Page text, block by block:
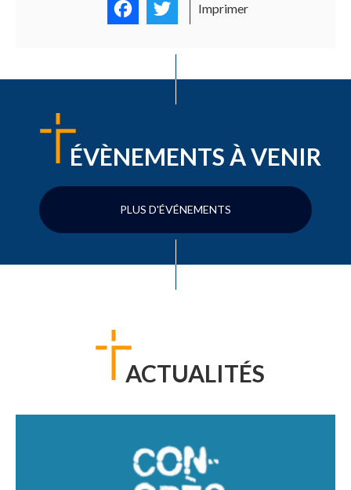
FacebookTwitter
Imprimer
ÉVÈNEMENTS À VENIR
PLUS D'ÉVÉNEMENTS
ACTUALITÉS